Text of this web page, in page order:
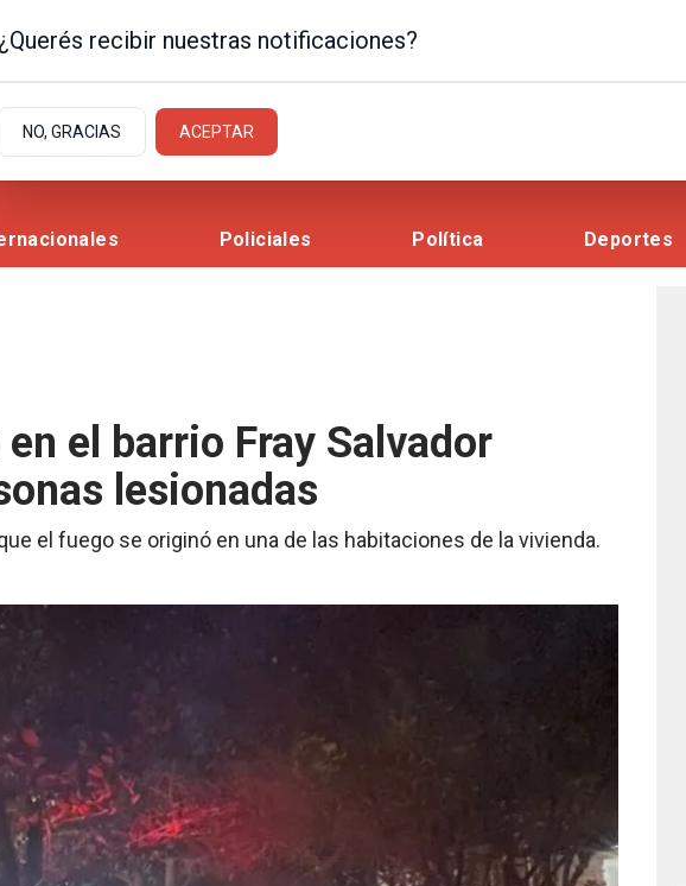
Policiales Política Deportes
el barrio Fray Salvador
lesionadas
el fuego se originó en una de las habitaciones de la vivienda.
¿Querés recibir nuestras notificaciones?
NO, GRACIAS ACEPTAR